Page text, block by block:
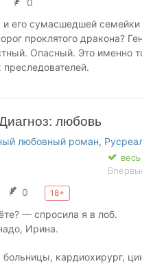
его сумасшедшей семейки
проклятого дракона?
Опасный. Это именно
преследователей.
меня отпустить, когда
со сложным
мое сердце.
любовь
любовный роман,
0 18+
— спросила я в лоб.
Ирина.
кардиохирург,